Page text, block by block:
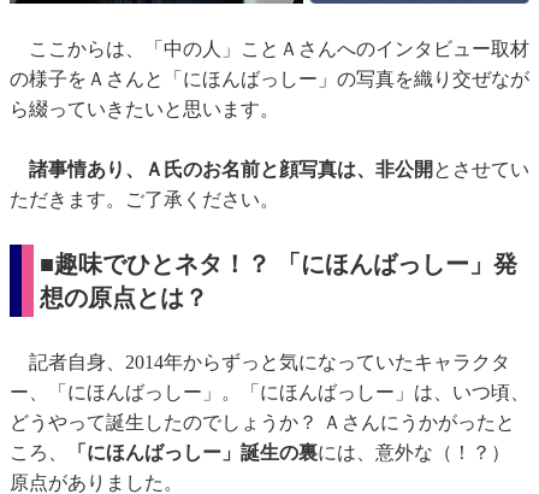
ここからは、「中の人」ことＡさんへのインタビュー取材
の様子をＡさんと「にほんばっしー」の写真を織り交ぜなが
ら綴っていきたいと思います。
諸事情あり、Ａ氏のお名前と顔写真は、非公開 とさせてい
ただきます。ご了承ください。
■趣味でひとネタ！？ 「にほんばっしー」発
想の原点とは？
記者自身、2014年からずっと気になっていたキャラクタ
ー、「にほんばっしー」。「にほんばっしー」は、いつ頃、
どうやって誕生したのでしょうか？ Ａさんにうかがったと
ころ、
「にほんばっしー」誕生の裏には、意外な（！？）
原点がありました。